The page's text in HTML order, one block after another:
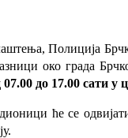
Полиција
око града
до 17.00 сати у
ће се